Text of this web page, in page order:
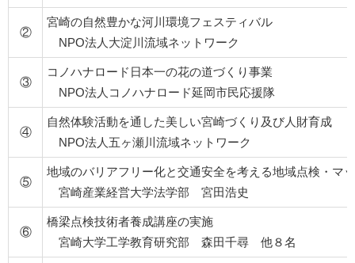
②
宮崎の自然豊かな河川環境フェスティバル
NPO法人大淀川流域ネットワーク
③
コノハナロード日本一の花の道づくり事業
NPO法人コノハナロード延岡市民応援隊
④
自然体験活動を通した美しい宮崎づくり及び人財育成
NPO法人五ヶ瀬川流域ネットワーク
⑤
地域のバリアフリー化と交通安全を考える地域点検・マ
宮崎産業経営大学法学部 宮田浩史
⑥
橋梁点検技術者養成講座の実施
宮崎大学工学教育研究部 森田千尋 他８名